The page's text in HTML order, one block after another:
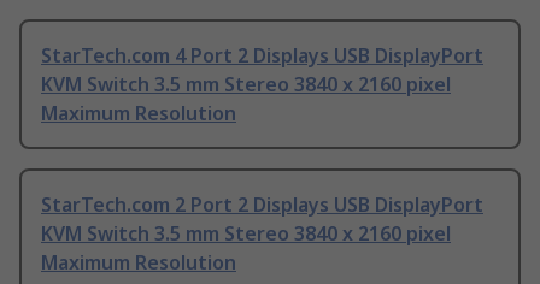
StarTech.com 4 Port 2 Displays USB DisplayPort
KVM Switch 3.5 mm Stereo 3840 x 2160 pixel
Maximum Resolution
StarTech.com 2 Port 2 Displays USB DisplayPort
KVM Switch 3.5 mm Stereo 3840 x 2160 pixel
Maximum Resolution